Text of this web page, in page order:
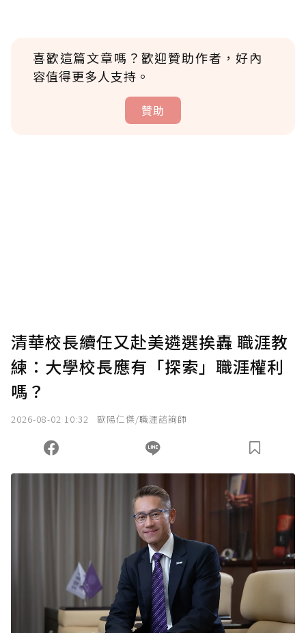
喜歡這篇文章嗎？歡迎贊助作者，好內
容值得更多人支持。
贊助
確認送出
您當前剩餘 U 利點數：0點；前往 購買點數
清華校長續任又赴美遴選挨轟 職涯教
練：大學校長應有「探索」職涯權利
嗎？
2026-08-02 10:32 歐陽仁傑/職涯諮詢師